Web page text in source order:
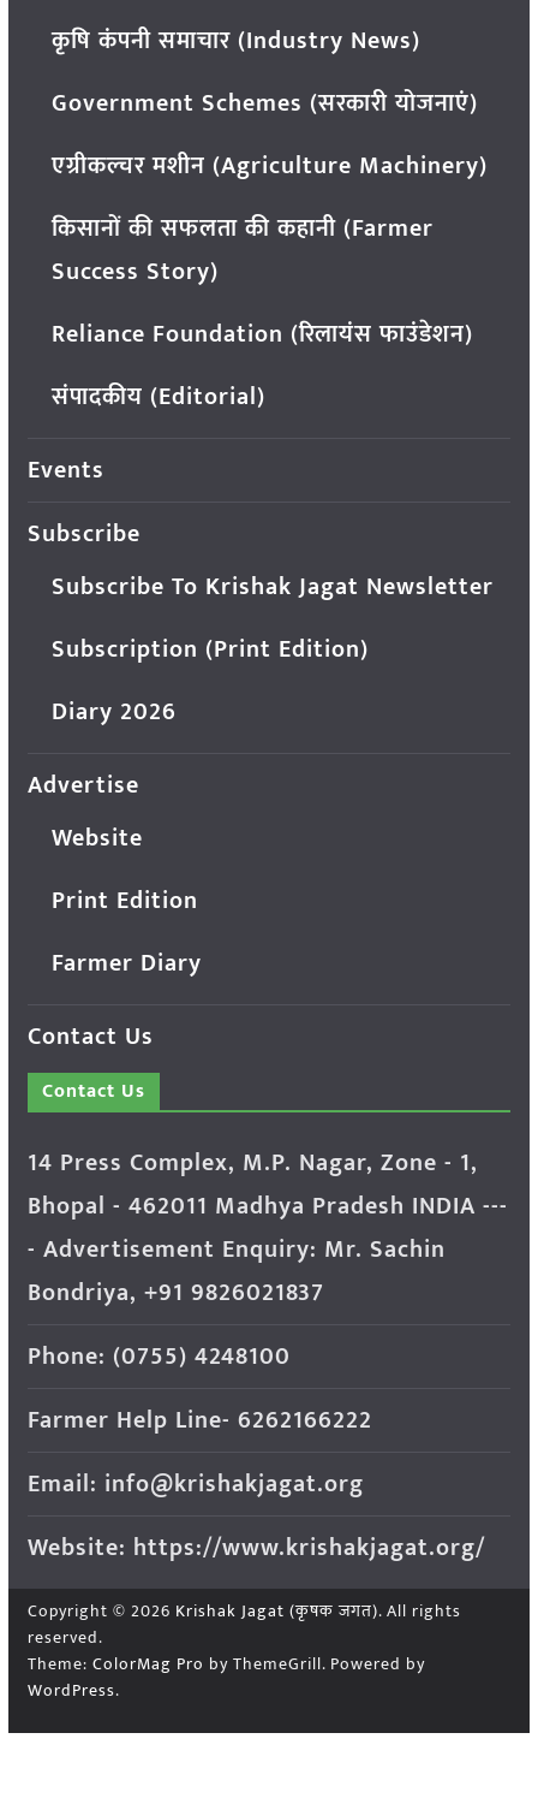
कृषि कंपनी समाचार (Industry News)
Government Schemes (सरकारी योजनाएं)
एग्रीकल्चर मशीन (Agriculture Machinery)
किसानों की सफलता की कहानी (Farmer
Success Story)
Reliance Foundation (रिलायंस फाउंडेशन)
संपादकीय (Editorial)
Events
Subscribe
Subscribe To Krishak Jagat Newsletter
Subscription (Print Edition)
Diary 2026
Advertise
Website
Print Edition
Farmer Diary
Contact Us
Contact Us
14 Press Complex, M.P. Nagar, Zone - 1,
Bhopal - 462011 Madhya Pradesh INDIA ---
- Advertisement Enquiry: Mr. Sachin
Bondriya, +91 9826021837
Phone: (0755) 4248100
Farmer Help Line- 6262166222
Email: info@krishakjagat.org
Website: https://www.krishakjagat.org/
Copyright © 2026 Krishak Jagat (कृषक जगत). All rights
reserved.
Theme: ColorMag Pro by ThemeGrill. Powered by
WordPress.